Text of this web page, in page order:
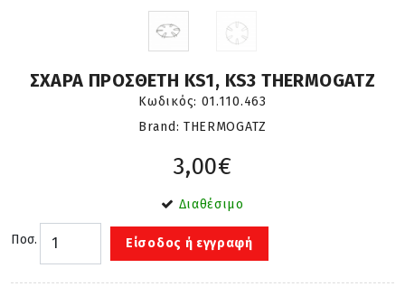
ΣΧΑΡΑ ΠΡΟΣΘΕΤΗ KS1, KS3 THERMOGATZ
Κωδικός: 01.110.463
Brand: THERMOGATZ
3,00€
Διαθέσιμο
Ποσ. Είσοδος ή εγγραφή